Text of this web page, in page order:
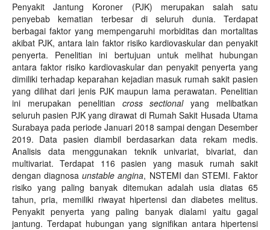
Penyakit Jantung Koroner (PJK) merupakan salah satu
penyebab kematian terbesar di seluruh dunia. Terdapat
berbagai faktor yang mempengaruhi morbiditas dan mortalitas
akibat PJK, antara lain faktor risiko kardiovaskular dan penyakit
penyerta. Penelitian ini bertujuan untuk melihat hubungan
antara faktor risiko kardiovaskular dan penyakit penyerta yang
dimiliki terhadap keparahan kejadian masuk rumah sakit pasien
yang dilihat dari jenis PJK maupun lama perawatan. Penelitian
ini merupakan penelitian cross sectionalyang melibatkan
seluruh pasien PJK yang dirawat di Rumah Sakit Husada Utama
Surabaya pada periode Januari 2018 sampai dengan Desember
2019. Data pasien diambil berdasarkan data rekam medis.
Analisis data menggunakan teknik univariat, bivariat, dan
multivariat. Terdapat 116 pasien yang masuk rumah sakit
dengan diagnosaunstable angina, NSTEMI dan STEMI. Faktor
risiko yang paling banyak ditemukan adalah usia diatas 65
tahun, pria, memiliki riwayat hipertensi dan diabetes melitus.
Penyakit penyerta yang paling banyak dialami yaitu gagal
jantung. Terdapat hubungan yang signifikan antara hipertensi